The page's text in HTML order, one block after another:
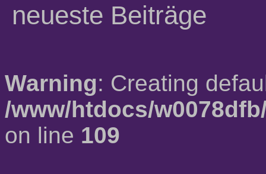
neueste Beiträge
Warning: Creating
/www/htdocs/
on line 109